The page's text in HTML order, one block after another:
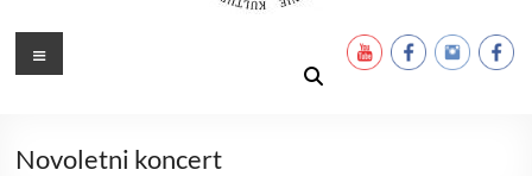
Ustanova Petra Pavla Glavarja
Meni
Novoletni koncert